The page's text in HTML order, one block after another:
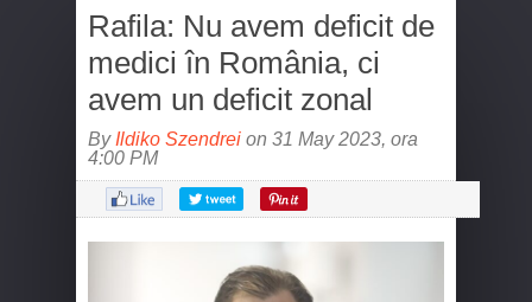
Rafila: Nu avem deficit de
medici în România, ci
avem un deficit zonal
By Ildiko Szendrei on 31 May 2023, ora
4:00 PM